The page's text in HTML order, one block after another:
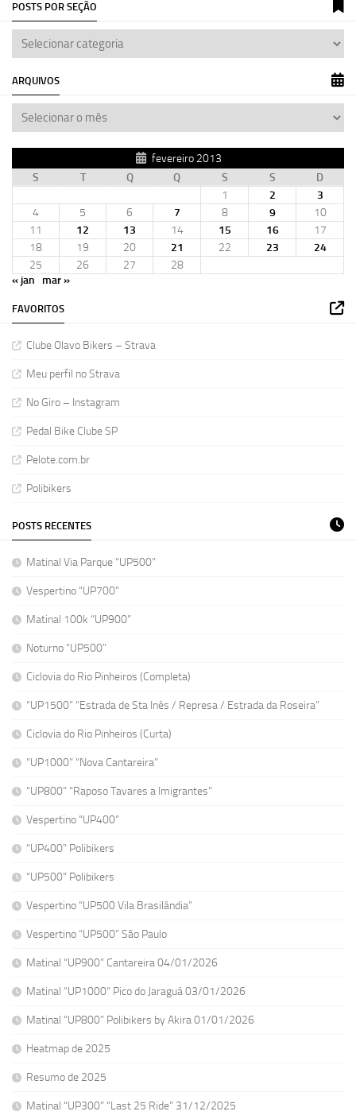
POSTS POR SEÇÃO
ARQUIVOS
fevereiro 2013
S
T Q Q S S
D
1
2
3
4
5 6 7 8 9
10
11
12 13 14 15 16
17
18
19 20 21 22 23
24
25
26 27
28
« jan
mar »
FAVORITOS
Clube Olavo Bikers – Strava
Meu perfil no Strava
No Giro – Instagram
Pedal Bike Clube SP
Pelote.com.br
Polibikers
POSTS RECENTES
Matinal Via Parque “UP500”
Vespertino “UP700”
Matinal 100k “UP900”
Noturno “UP500”
Ciclovia do Rio Pinheiros (Completa)
“UP1500” “Estrada de Sta Inês / Represa / Estrada da Roseira”
Ciclovia do Rio Pinheiros (Curta)
“UP1000” “Nova Cantareira”
“UP800” “Raposo Tavares a Imigrantes”
Vespertino “UP400”
“UP400” Polibikers
“UP500” Polibikers
Vespertino “UP500 Vila Brasilândia”
Vespertino “UP500” São Paulo
Matinal “UP900” Cantareira 04/01/2026
Matinal “UP1000” Pico do Jaraguá 03/01/2026
Matinal “UP800” Polibikers by Akira 01/01/2026
Heatmap de 2025
Resumo de 2025
Matinal “UP300” “Last 25 Ride” 31/12/2025